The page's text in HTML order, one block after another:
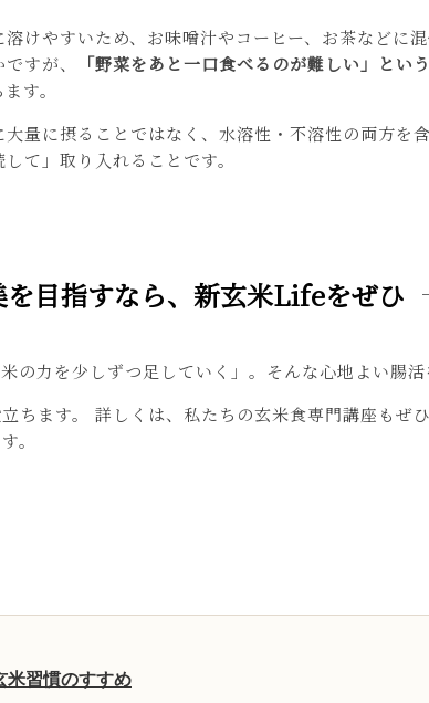
けやすいため、お味噌汁やコーヒー、お茶などに
すが、
「野菜をあと一口食べるのが難しい」とい
す。
量に摂ることではなく、水溶性・不溶性の両方を
て」取り入れることです。
目指すなら、新玄米Lifeをぜひ
の力を少しずつ足していく」。そんな心地よい腸
ちます。 詳しくは、私たちの玄米食専門講座もぜ
。
米習慣のすすめ